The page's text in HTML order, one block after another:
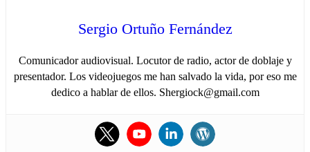
Sergio Ortuño Fernández
Comunicador audiovisual. Locutor de radio, actor de doblaje y
presentador. Los videojuegos me han salvado la vida, por eso me
dedico a hablar de ellos. Shergiock@gmail.com